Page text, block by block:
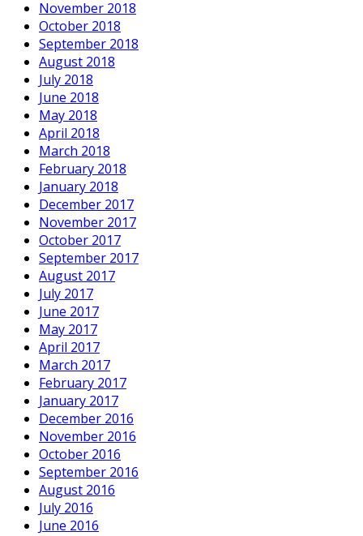
November 2018
October 2018
September 2018
August 2018
July 2018
June 2018
May 2018
April 2018
March 2018
February 2018
January 2018
December 2017
November 2017
October 2017
September 2017
August 2017
July 2017
June 2017
May 2017
April 2017
March 2017
February 2017
January 2017
December 2016
November 2016
October 2016
September 2016
August 2016
July 2016
June 2016